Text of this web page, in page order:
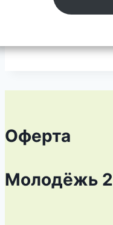
Оферта
Молодёжь